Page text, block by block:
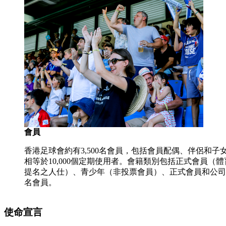
會員
香港足球會約有3,500名會員，包括會員配偶、伴侶和子
相等於10,000個定期使用者。會籍類別包括正式會員（體
提名之人仕）、青少年（非投票會員）、正式會員和公
名會員。
使命宣言